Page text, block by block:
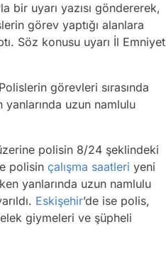
bir uyarı yazısı göndererek,
görev yaptığı alanlara
Söz konusu uyarı İl Emniyet
görevleri sırasında
uzun namlulu
polisin 8/24 şeklindeki
polisin çalışma saatleri yeni
yanlarında uzun namlulu
Eskişehir’de ise polis,
giymeleri ve şüpheli